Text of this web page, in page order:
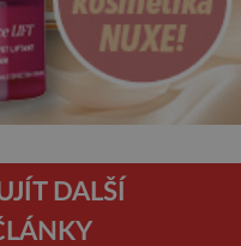
DALŠÍ